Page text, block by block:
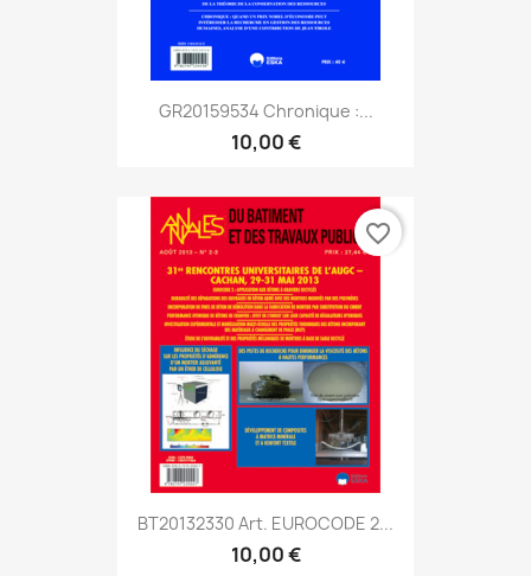
GR20159534 Chronique :...
10,00 €
BT20132330 Art. EUROCODE 2...
10,00 €
favorite_border